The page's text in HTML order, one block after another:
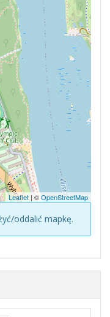
Leaflet | ©OpenStreetMap
oddalić mapkę.